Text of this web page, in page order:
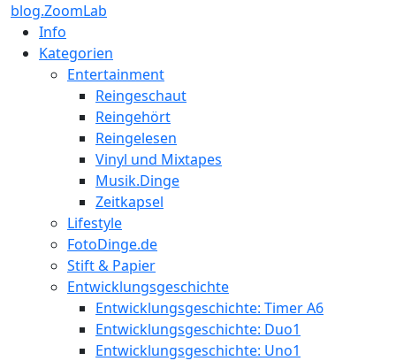
blog.ZoomLab
Info
Kategorien
Entertainment
Reingeschaut
Reingehört
Reingelesen
Vinyl und Mixtapes
Musik.Dinge
Zeitkapsel
Lifestyle
FotoDinge.de
Stift & Papier
Entwicklungsgeschichte
Entwicklungsgeschichte: Timer A6
Entwicklungsgeschichte: Duo1
Entwicklungsgeschichte: Uno1